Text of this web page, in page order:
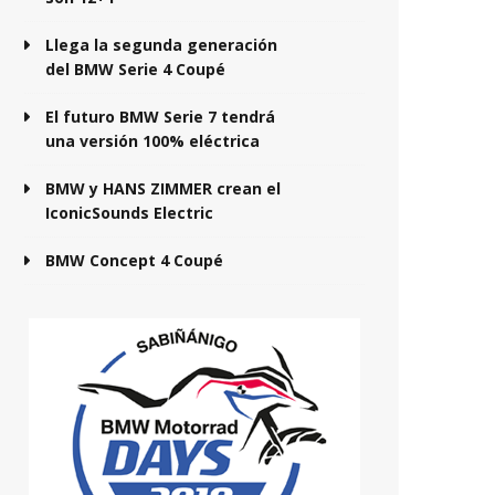
Llega la segunda generación
del BMW Serie 4 Coupé
El futuro BMW Serie 7 tendrá
una versión 100% eléctrica
BMW y HANS ZIMMER crean el
IconicSounds Electric
BMW Concept 4 Coupé